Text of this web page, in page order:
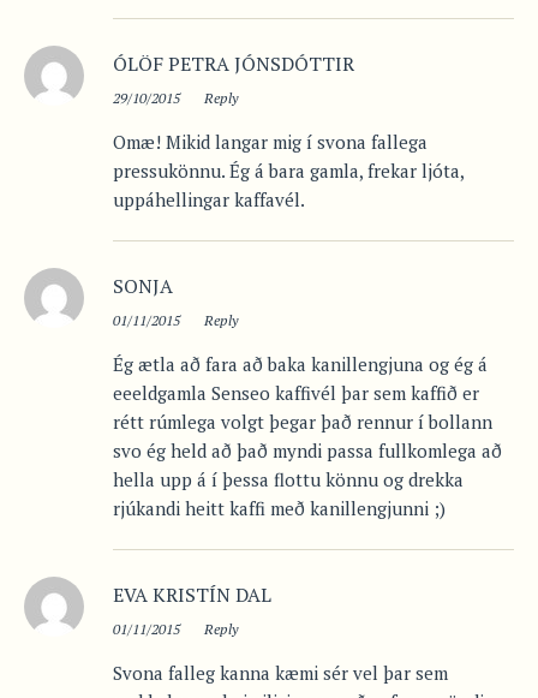
ÓLÖF PETRA JÓNSDÓTTIR
29/10/2015 Reply
Omæ! Mikid langar mig í svona fallega
pressukönnu. Ég á bara gamla, frekar ljóta,
uppáhellingar kaffavél.
SONJA
01/11/2015 Reply
Ég ætla að fara að baka kanillengjuna og ég á
eeeldgamla Senseo kaffivél þar sem kaffið er
rétt rúmlega volgt þegar það rennur í bollann
svo ég held að það myndi passa fullkomlega að
hella upp á í þessa flottu könnu og drekka
rjúkandi heitt kaffi með kanillengjunni ;)
EVA KRISTÍN DAL
01/11/2015 Reply
Svona falleg kanna kæmi sér vel þar sem